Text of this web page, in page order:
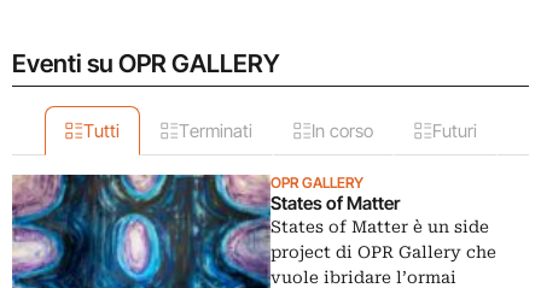
Eventi su OPR GALLERY
Tutti Terminati In corso Futuri
OPR GALLERY
States of Matter
States of Matter è un side
project di OPR Gallery che
vuole ibridare l’ormai